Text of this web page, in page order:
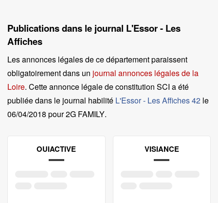
Publications dans le journal L'Essor - Les
Affiches
Les annonces légales de ce département paraissent
obligatoirement dans un journal annonces légales de la
Loire. Cette annonce légale de constitution SCI a été
publiée dans le journal habilité L'Essor - Les Affiches 42 le
06/04/2018 pour 2G FAMILY.
OUIACTIVE VISIANCE